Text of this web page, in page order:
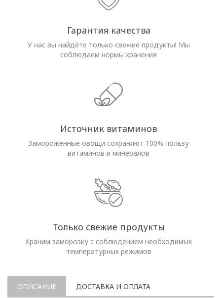
Гарантия качества
У нас вы найдёте только свежие продукты! Мы
соблюдаем нормы хранения
Источник витаминов
Замороженные овощи сохраняют 100% пользу
витаминов и минералов
Только свежие продукты
Храним заморозку с соблюдением необходимых
температурных режимов
ОПИСАНИЕ ДОСТАВКА И ОПЛАТА